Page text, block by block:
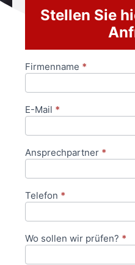
Stellen Sie
Anfrageformular
Firmenname *
E-Mail *
Ansprechpartner *
Telefon *
Wo sollen wir prüfen? *